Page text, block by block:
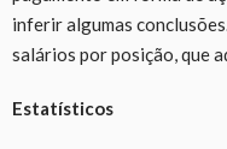
inferir algumas
salários por posição, que
Estatísticos